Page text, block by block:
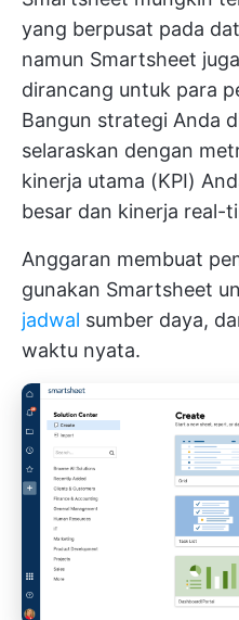
yang berpusat pada
namun Smartsheet
dirancang untuk para
Bangun strategi Anda
selaraskan dengan
kinerja utama (KPI)
besar dan kinerja real-
Anggaran membuat
gunakan Smartsheet
jadwal sumber daya,
waktu nyata.